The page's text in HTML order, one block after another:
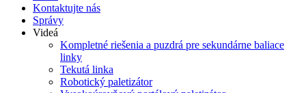
Kontaktujte nás
Správy
Videá
Kompletné riešenia a puzdrá pre sekundárne baliace
linky
Tekutá linka
Robotický paletizátor